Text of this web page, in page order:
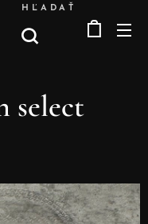
HĽADAŤ
select